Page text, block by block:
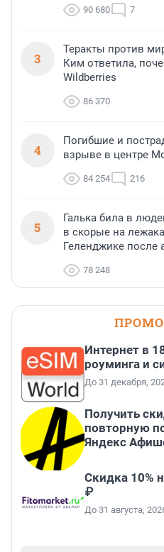
90 680 7
3
Теракты против
Ким ответила,
Wildberries
86 370
4
Погибшие и
взрыве в центре
84 254 216
5
Галька била в
в скорые на
Геленджике после
78 248
Интернет в
роуминга и
До 31 декабря,
Получить
повторную
Яндекс
Скидка 10%
₽
До 31 августа,